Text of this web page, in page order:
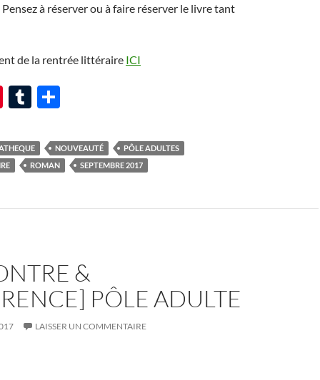
à réserver ou à faire réserver le livre tant
de la rentrée littéraire ICI
Pi
er
es
T
m
bl
ta
g
NOUVEAUTÉ
PÔLE ADULTES
ROMAN SEPTEMBRE 2017
&
PÔLE ADULTE
LAISSER UN COMMENTAIRE